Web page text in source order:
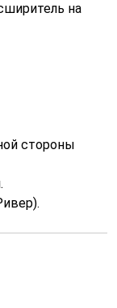
на
стороны